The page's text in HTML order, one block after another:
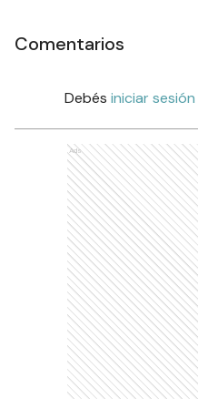
Comentarios
Debés iniciar sesión
Ads